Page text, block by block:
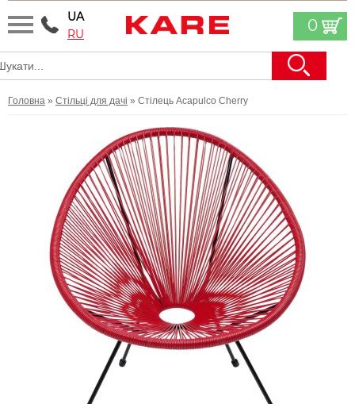
UA
RU
0
Головна » Стільці для дачі » Стілець Acapulco Cherry